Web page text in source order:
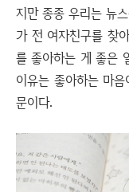
지만 종종 우리는 뉴
가 전 여자친구를 찾
를 좋아하는 게 좋은
이유는 좋아하는 마
문이다.